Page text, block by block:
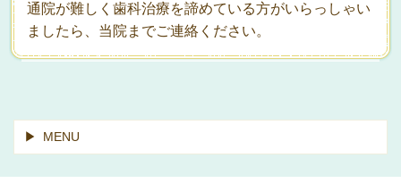
通院が難しく歯科治療を諦めている方がいらっしゃい
ましたら、当院までご連絡ください。
MENU